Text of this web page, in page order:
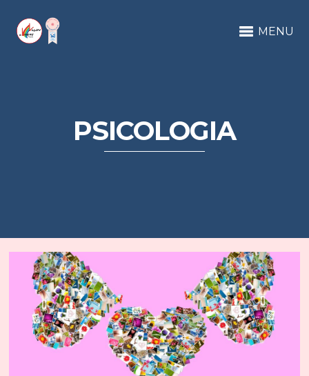
MENU
PSICOLOGIA